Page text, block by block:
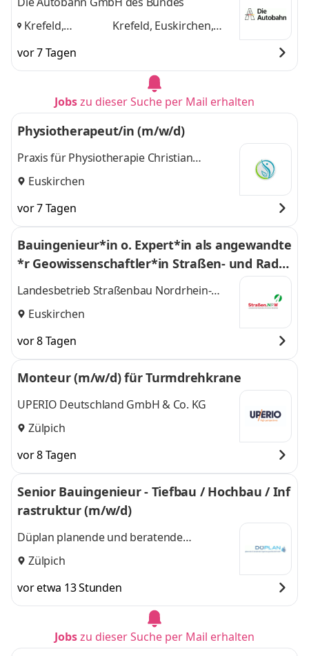
Krefeld,
Essen,
Krefeld, Euskirchen,
vor 7 Tagen
Jobszu dieser Suche per Mail erhalten
Physiotherapeut/in (m/w/d)
Praxis für Physiotherapie Christian
Reimann
Euskirchen
vor 7 Tagen
Bauingenieur*in o. Expert*in als angewandte
*r Geowissenschaftler*in Straßen- und Radw
egebau (w/m/d)
Landesbetrieb Straßenbau Nordrhein-
Westfalen (Straßen.NRW)
Euskirchen
vor 8 Tagen
Monteur (m/w/d) für Turmdrehkrane
UPERIO Deutschland GmbH & Co. KG
Zülpich
vor 8 Tagen
Senior Bauingenieur - Tiefbau / Hochbau / Inf
rastruktur (m/w/d)
Düplan planende und beratende
Ingenieurgesellschaft mbH
Zülpich
vor etwa 13 Stunden
Jobszu dieser Suche per Mail erhalten